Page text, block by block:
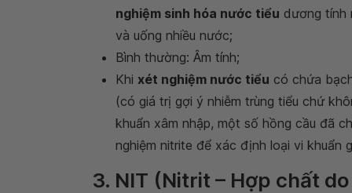
nghiệm sinh hóa nước tiểu dương tính
và uống nhiều nước;
Bình thường: Âm tính;
Khi xét nghiệm nước tiểu có chứa
(có giá trị gợi ý nhiễm trùng tiểu chứ
khuẩn xâm nhập, một số hồng cầu đã
nghiệm nitrite để xác định loại vi khuẩn
3. NIT (Nitrit – Hợp chất